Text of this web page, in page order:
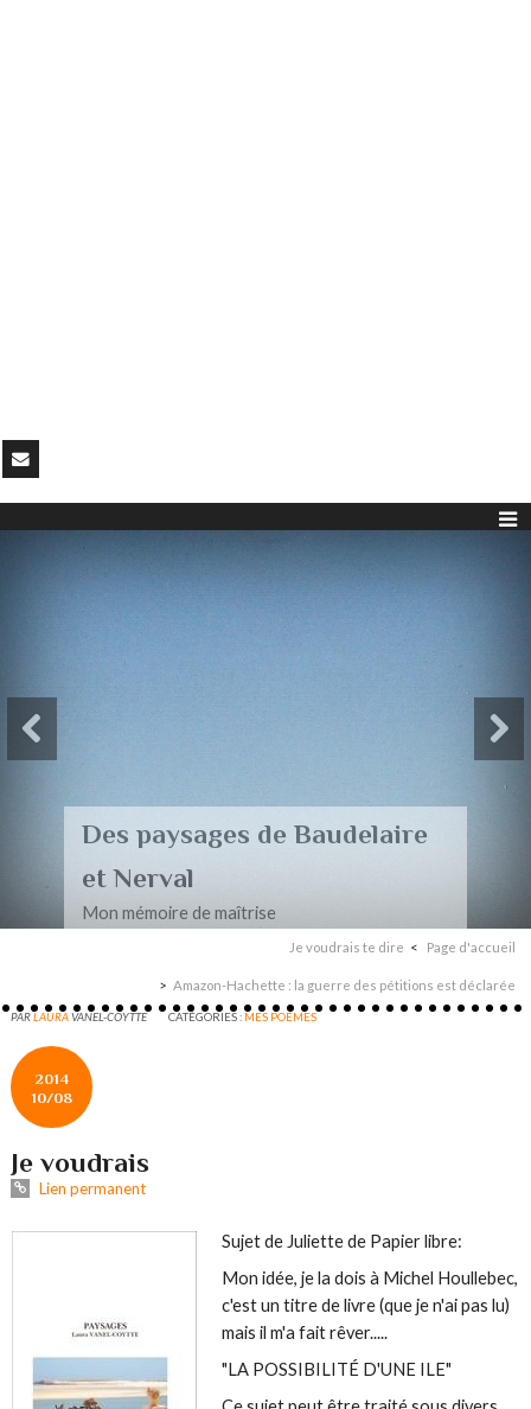
Des paysages de Baudelaire
et Nerval
Mon mémoire de maîtrise
Je voudrais te dire Page d'accueil
Amazon-Hachette : la guerre des pétitions est déclarée
PARLAURAVANEL-COYTTE CATÉGORIES : MES POÈMES
2014
10/08
Je voudrais
Lien permanent
Sujet de Juliette de Papier libre:
Mon idée, je la dois à Michel Houllebec,
c'est un titre de livre (que je n'ai pas lu)
mais il m'a fait rêver.....
"LA POSSIBILITÉ D'UNE ILE"